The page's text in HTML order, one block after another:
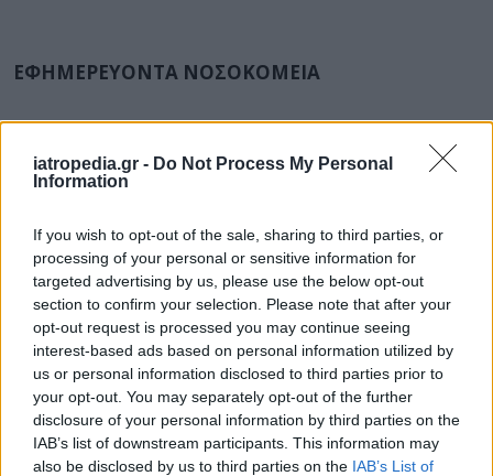
iatropedia.gr - Do Not Process My Personal
Information
If you wish to opt-out of the sale, sharing to third parties, or
processing of your personal or sensitive information for
targeted advertising by us, please use the below opt-out
section to confirm your selection. Please note that after your
opt-out request is processed you may continue seeing
interest-based ads based on personal information utilized by
us or personal information disclosed to third parties prior to
your opt-out. You may separately opt-out of the further
disclosure of your personal information by third parties on the
IAB’s list of downstream participants. This information may
also be disclosed by us to third parties on the IAB’s List of
ΕΦΗΜΕΡΕΥΟΝΤΑ ΝΟΣΟΚΟΜΕΙΑ